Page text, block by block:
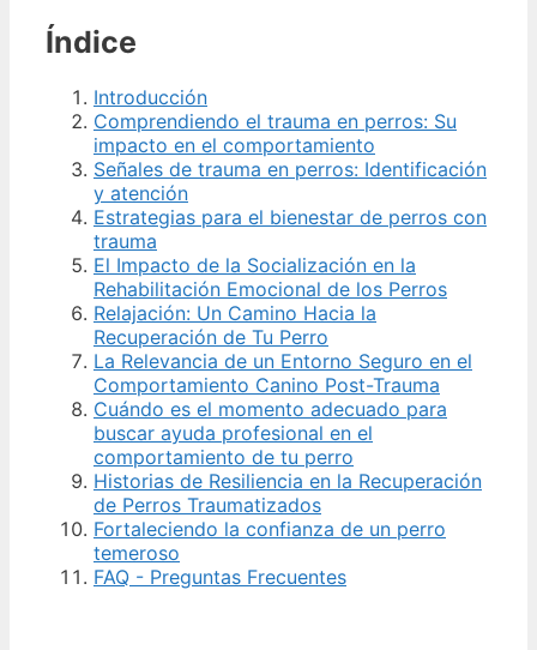
Índice
Introducción
Comprendiendo el trauma en perros: Su
impacto en el comportamiento
Señales de trauma en perros: Identificación
y atención
Estrategias para el bienestar de perros con
trauma
El Impacto de la Socialización en la
Rehabilitación Emocional de los Perros
Relajación: Un Camino Hacia la
Recuperación de Tu Perro
La Relevancia de un Entorno Seguro en el
Comportamiento Canino Post-Trauma
Cuándo es el momento adecuado para
buscar ayuda profesional en el
comportamiento de tu perro
Historias de Resiliencia en la Recuperación
de Perros Traumatizados
Fortaleciendo la confianza de un perro
temeroso
FAQ - Preguntas Frecuentes